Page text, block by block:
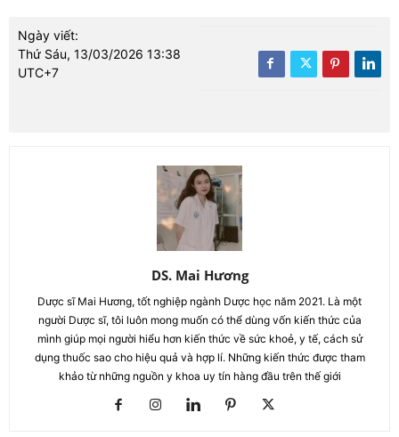
Ngày viết:
Thứ Sáu, 13/03/2026 13:38
UTC+7
DS. Mai Hương
Dược sĩ Mai Hương, tốt nghiệp ngành Dược học năm 2021. Là một
người Dược sĩ, tôi luôn mong muốn có thể dùng vốn kiến thức của
mình giúp mọi người hiểu hơn kiến thức về sức khoẻ, y tế, cách sử
dụng thuốc sao cho hiệu quả và hợp lí. Những kiến thức được tham
khảo từ những nguồn y khoa uy tín hàng đầu trên thế giới